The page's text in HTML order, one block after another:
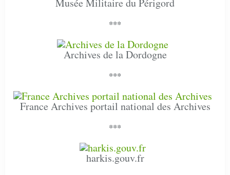
***
Archives de la Dordogne
***
France Archives portail national des Archives
***
harkis.gouv.fr